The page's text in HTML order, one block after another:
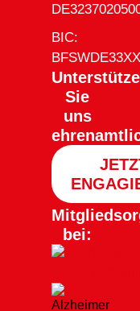
BIC:
Sie
uns
bei: